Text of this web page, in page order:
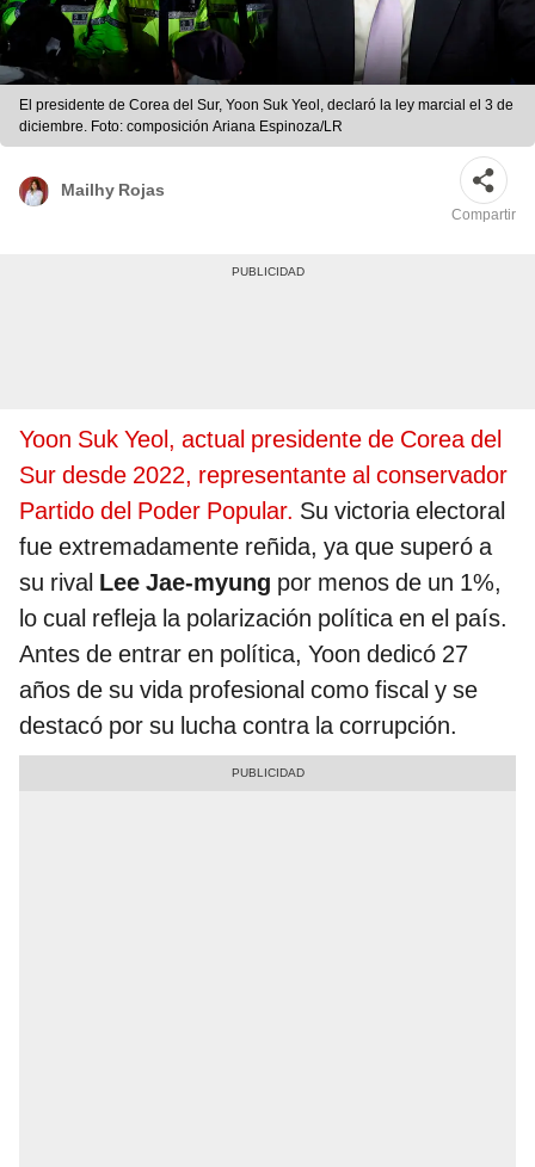
El presidente de Corea del Sur, Yoon Suk Yeol, declaró la ley marcial el 3 de
diciembre. Foto: composición Ariana Espinoza/LR
Mailhy Rojas
Compartir
Yoon Suk Yeol, actual presidente de Corea del
Sur desde 2022, representante al conservador
Partido del Poder Popular. Su victoria electoral
fue extremadamente reñida, ya que superó a
su rival Lee Jae-myung por menos de un 1%,
lo cual refleja la polarización política en el país.
Antes de entrar en política, Yoon dedicó 27
años de su vida profesional como fiscal y se
destacó por su lucha contra la corrupción.